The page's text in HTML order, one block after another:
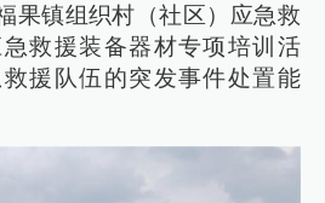
果镇组织村（社区）应急救
救援装备器材专项培训活
援队伍的突发事件处置能